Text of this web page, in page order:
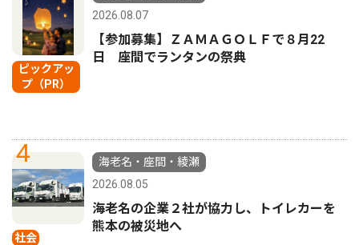
ピックアッ
プ（PR）
2026.08.07
【参加募集】ＺＡＭＡＧＯＬＦで８月22
日 座間でランタンの祭典
4
社会
海老名・座間・綾瀬
2026.08.05
海老名の企業２社が協力し、トイレカーを
熊本の被災地へ